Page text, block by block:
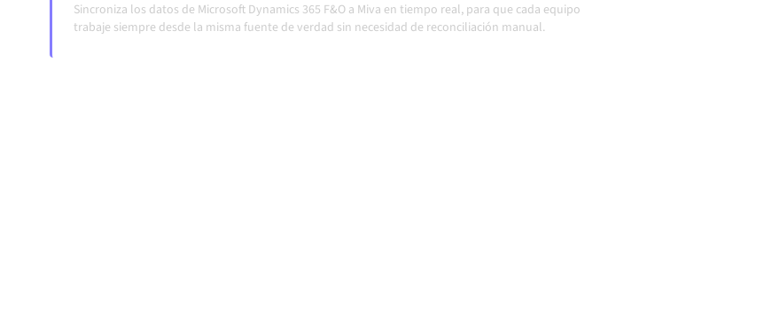
Sincroniza los datos de Microsoft Dynamics 365 F&O a Miva en tiempo real, para que cada equipo
trabaje siempre desde la misma fuente de verdad sin necesidad de reconciliación manual.